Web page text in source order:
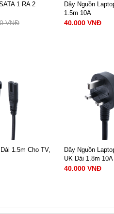
1 RA 2
VNĐ
VNĐ
Dây Nguồn
1.5m 10A
40.000 VNĐ
Dòng điện định
Điện áp định
Tiết diện lõi
Chất liệu: Lõi
40.000 VNĐ
1.5m Cho TV,
Dây Nguồn
UK Dài 1.8m 10A
40.000 VNĐ
x10A